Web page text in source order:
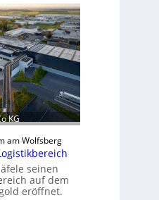
KG
am Wolfsberg
seinen
auf dem
eröffnet.